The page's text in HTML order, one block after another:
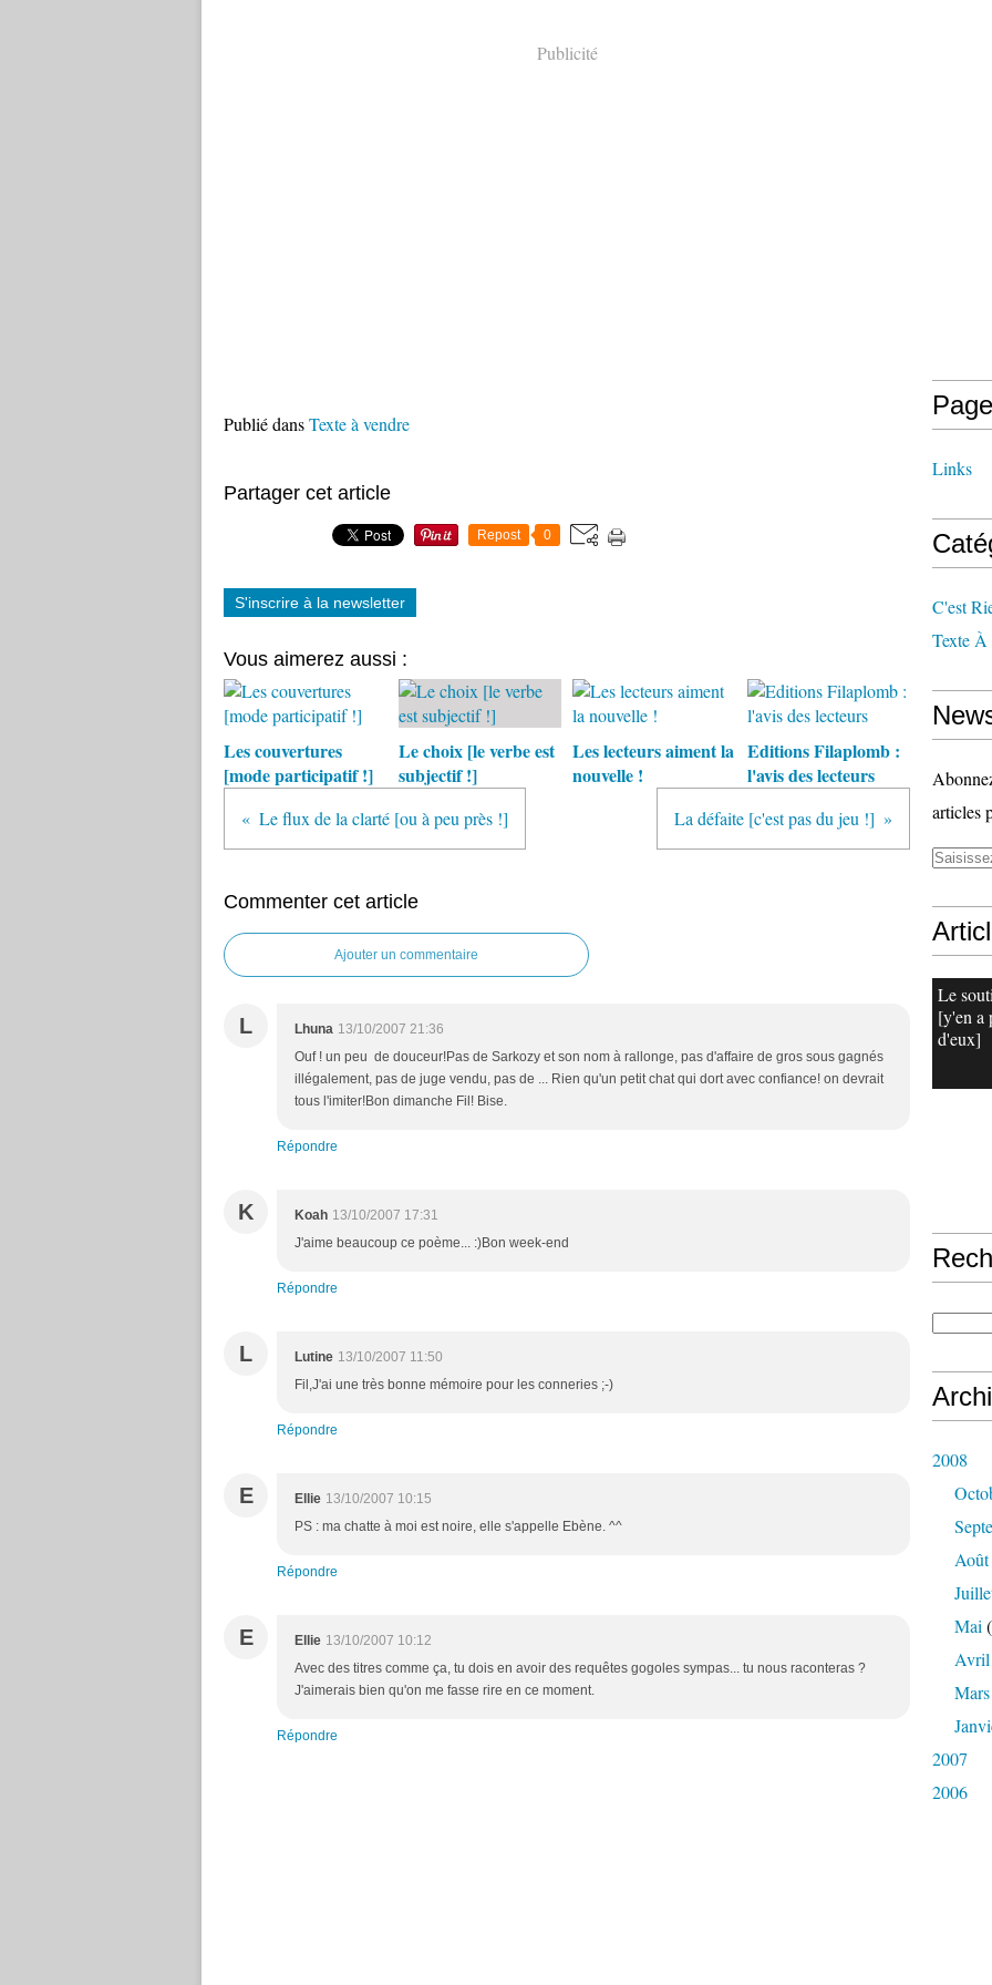
Publicité
Publié dansTexte à vendre
Partager cet article
Repost 0
S'inscrire à la newsletter
Vous aimerez aussi :
Les couvertures
[mode participatif !]
Le choix [le verbe est
subjectif !]
Les lecteurs aiment la
nouvelle !
Editions Filaplomb :
l'avis des lecteurs
Le flux de la clarté [ou à peu près !] La défaite [c'est pas du jeu !]
Commenter cet article
Ajouter un commentaire
L Lhuna 13/10/2007 21:36
Ouf ! un peu de douceur!Pas de Sarkozy et son nom à rallonge, pas d'affaire de gros sous gagnés
illégalement, pas de juge vendu, pas de ... Rien qu'un petit chat qui dort avec confiance! on devrait
tous l'imiter!Bon dimanche Fil! Bise.
Répondre
K Koah 13/10/2007 17:31
J'aime beaucoup ce poème... :)Bon week-end
Répondre
L Lutine 13/10/2007 11:50
Fil,J'ai une très bonne mémoire pour les conneries ;-)
Répondre
E Ellie 13/10/2007 10:15
PS : ma chatte à moi est noire, elle s'appelle Ebène. ^^
Répondre
E Ellie 13/10/2007 10:12
Avec des titres comme ça, tu dois en avoir des requêtes gogoles sympas... tu nous raconteras ?
J'aimerais bien qu'on me fasse rire en ce moment.
Répondre
Links
C'est
Texte
articles
Le
[y'en a
d'eux]
2008
Août
Mai
Avril
Mars
2007
2006